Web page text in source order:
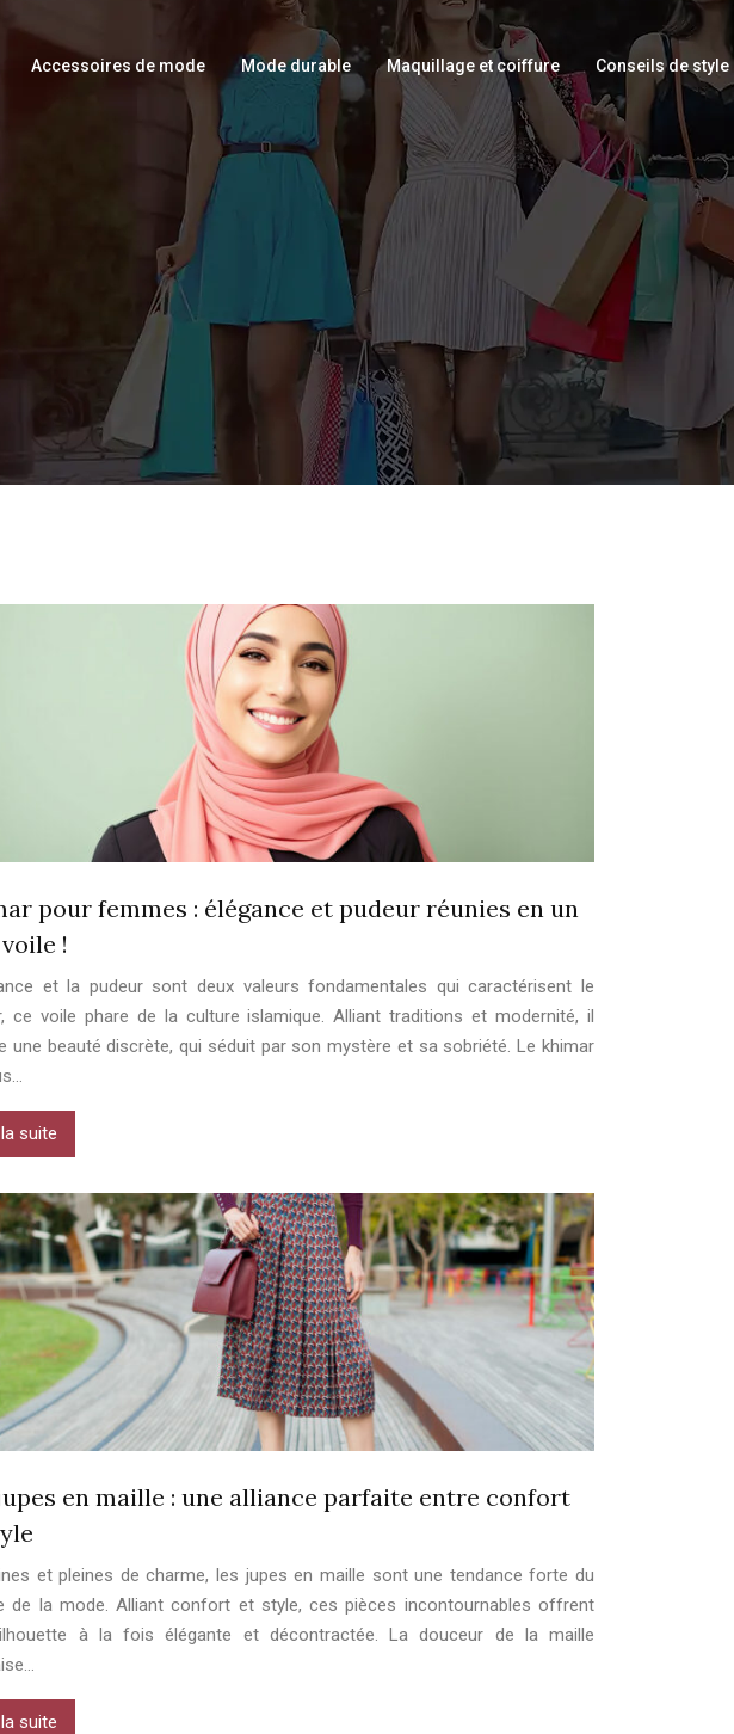
Accessoires de mode Mode durable Maquillage et coiffure Conseils de style
pour femmes : élégance et pudeur réunies en un
!
et la pudeur sont deux valeurs fondamentales qui caractérisent le
ce voile phare de la culture islamique. Alliant traditions et modernité, il
une beauté discrète, qui séduit par son mystère et sa sobriété. Le khimar
suite
en maille : une alliance parfaite entre confort
et pleines de charme, les jupes en maille sont une tendance forte du
de la mode. Alliant confort et style, ces pièces incontournables offrent
à la fois élégante et décontractée. La douceur de la maille
suite